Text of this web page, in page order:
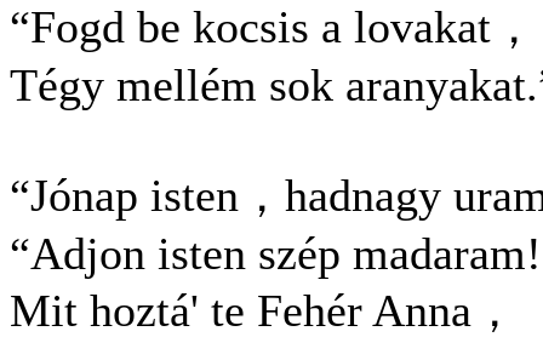
“Fogd be kocsis a lovakat，
Tégy mellém sok
“Jónap isten，hadnagy
“Adjon isten szép madaram!
Mit hoztá' te Fehér Anna，